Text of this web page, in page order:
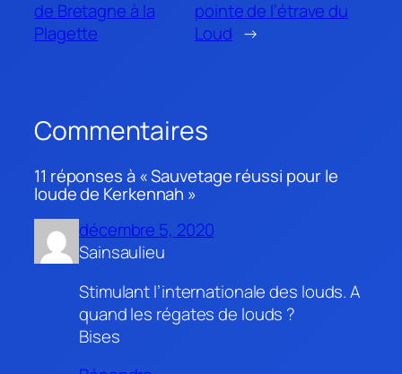
de Bretagne à la
Plagette
pointe de l’étrave du
Loud →
Commentaires
11 réponses à « Sauvetage réussi pour le
loude de Kerkennah »
décembre 5, 2020
Sainsaulieu
Stimulant l’internationale des louds. A
quand les régates de louds ?
Bises